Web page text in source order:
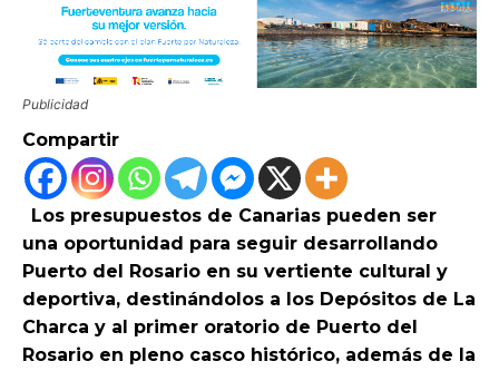
Publicidad
Compartir
Los presupuestos de Canarias pueden ser
una oportunidad para seguir desarrollando
Puerto del Rosario en su vertiente cultural y
deportiva, destinándolos a los Depósitos de La
Charca y al primer oratorio de Puerto del
Rosario en pleno casco histórico, además de la